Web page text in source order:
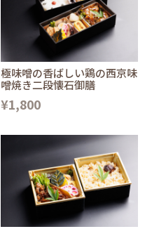
極味噌の香ばしい鶏の西京味
噌焼き二段懐石御膳
¥1,800